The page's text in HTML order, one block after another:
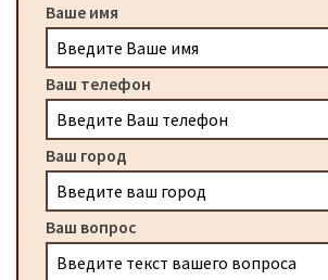
Ваше имя
Ваш телефон
Ваш город
Ваш вопрос